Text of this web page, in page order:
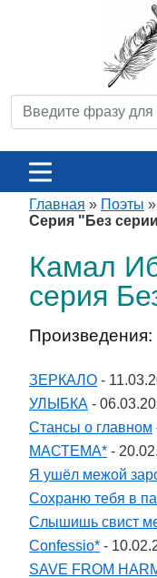
Главная » Поэты »
Серия "Без
Камал
серия
Произведения:
ЗЕРКАЛО -
УЛЫБКА -
Стансы о главном
МАСТЕМА* -
Я ушёл межой
Сохраню тебя в
Слышишь свист
Confessio* -
SAVE FROM